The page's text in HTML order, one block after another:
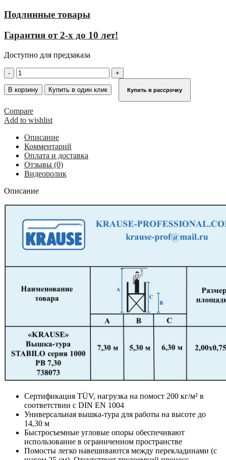
Подлинные товары
Гарантия от 2-х до 10 лет!
Доступно для предзаказа
Количество
товара
Профессиональная
тура
Stabilo
Серии
1000
7,30
м
738073
В корзину Купить в один клик Купить в рассрочку
Compare
Add to wishlist
Описание
Комментарий
Оплата и доставка
Отзывы (0)
Видеоролик
Описание
Сертификация TÜV, нагрузка на помост 200 кг/м² в
соответствии с DIN EN 1004
Универсальная вышка-тура для работы на высоте до
14,30 м
Быстросъемные угловые опоры обеспечивают
использование в ограниченном пространстве
Помосты легко навешиваются между перекладинами (с